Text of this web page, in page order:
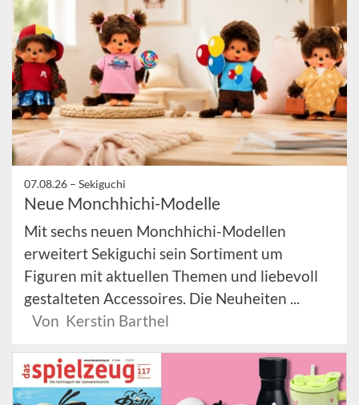
07.08.26 – Sekiguchi
Neue Monchhichi-Modelle
Mit sechs neuen Monchhichi-Modellen
erweitert Sekiguchi sein Sortiment um
Figuren mit aktuellen Themen und liebevoll
gestalteten Accessoires. Die Neuheiten ...
Von Kerstin Barthel